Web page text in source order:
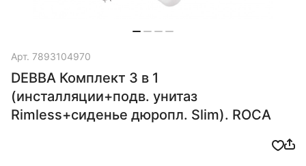
Арт. 7893104970
DEBBA Комплект 3 в 1
(инсталляции+подв. унитаз
Rimless+сиденье дюропл. Slim). ROCA